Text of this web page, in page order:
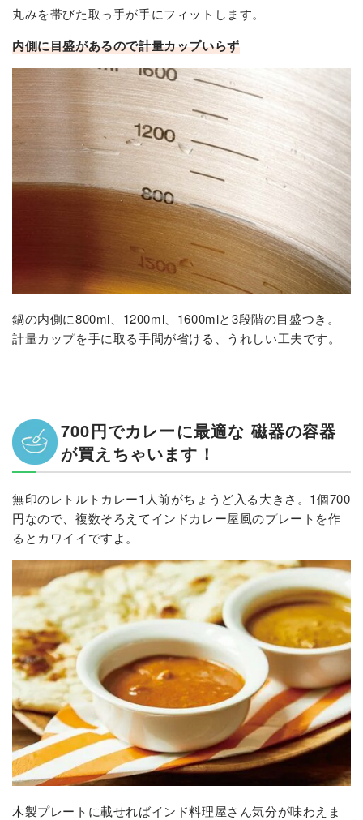
丸みを帯びた取っ手が手にフィットします。
内側に目盛があるので計量カップいらず
鍋の内側に800ml、1200ml、1600mlと3段階の目盛つき。
計量カップを手に取る手間が省ける、うれしい工夫です。
700円でカレーに最適な 磁器の容器
が買えちゃいます！
無印のレトルトカレー1人前がちょうど入る大きさ。1個700
円なので、複数そろえてインドカレー屋風のプレートを作
るとカワイイですよ。
木製プレートに載せればインド料理屋さん気分が味わえま